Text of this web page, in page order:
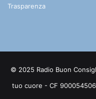
Trasparenza
© 2025 Radio Buon
tuo cuore - CF